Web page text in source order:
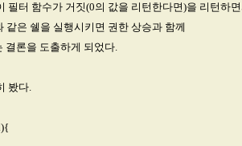
필터 함수가 거짓(0의 값을 리턴한다면)을 리턴하
같은 쉘을 실행시키면 권한 상승과 함께
결론을 도출하게 되었다.
봤다.